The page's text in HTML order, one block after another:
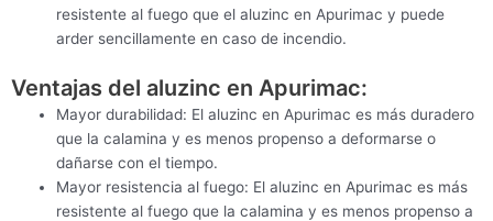
resistente al fuego que el aluzinc en Apurimac y puede
arder sencillamente en caso de incendio.
Ventajas del aluzinc en Apurimac:
Mayor durabilidad: El aluzinc en Apurimac es más duradero
que la calamina y es menos propenso a deformarse o
dañarse con el tiempo.
Mayor resistencia al fuego: El aluzinc en Apurimac es más
resistente al fuego que la calamina y es menos propenso a